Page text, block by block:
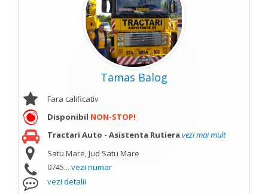
Tamas Balog
Fara calificativ
Disponibil NON-STOP!
Tractari Auto - Asistenta Rutiera vezi mai mult
Satu Mare, Jud Satu Mare
0745... vezi numar
vezi detalii